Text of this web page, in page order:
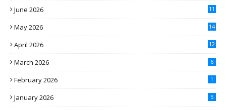
June 2026 11
May 2026 14
April 2026 12
March 2026 6
February 2026 1
January 2026 5